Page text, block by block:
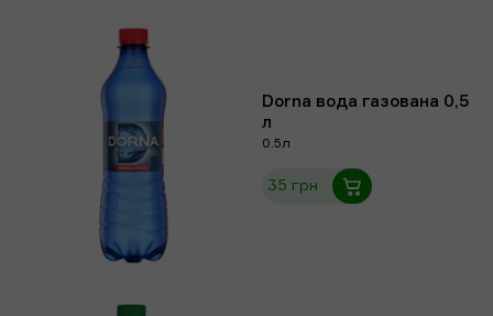
Dorna вода газована 0,5
л
0.5л
35 грн